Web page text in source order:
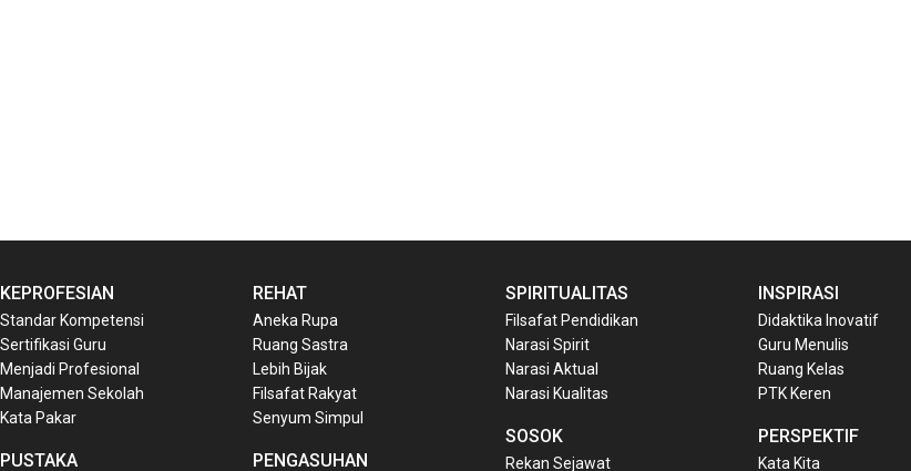
KEPROFESIAN
Standar Kompetensi
Sertifikasi Guru
Menjadi Profesional
Manajemen Sekolah
Kata Pakar
PUSTAKA
REHAT
Aneka Rupa
Ruang Sastra
Lebih Bijak
Filsafat Rakyat
Senyum Simpul
PENGASUHAN
SPIRITUALITAS
Filsafat Pendidikan
Narasi Spirit
Narasi Aktual
Narasi Kualitas
SOSOK
Rekan Sejawat
INSPIRASI
Didaktika Inovatif
Guru Menulis
Ruang Kelas
PTK Keren
PERSPEKTIF
Kata Kita